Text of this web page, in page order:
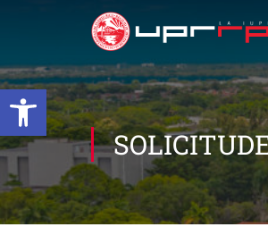
Open toolbar